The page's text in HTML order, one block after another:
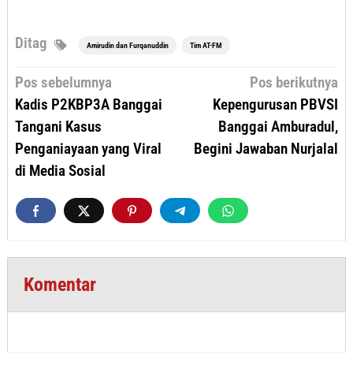
Ditag Amirudin dan Furqanuddin Tim AT-FM
Navigasi
Pos sebelumnya
Kadis P2KBP3A Banggai
Tangani Kasus
Penganiayaan yang Viral
di Media Sosial
Pos berikutnya
Kepengurusan PBVSI
Banggai Amburadul,
Begini Jawaban Nurjalal
Komentar